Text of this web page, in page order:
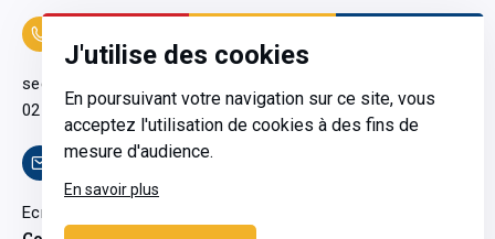
J'utilise des cookies
En poursuivant votre navigation sur ce site, vous
acceptez l'utilisation de cookies à des fins de
mesure d'audience.
En savoir plus
secretariatgeneral@pfwb.be
02 506 38 11
Contact
Ecrivez-nous